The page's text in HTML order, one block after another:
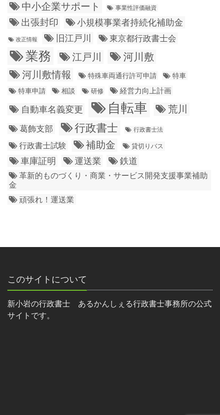
中小企業サポート 事業性評価融資
出張封印 小規模事業者持続化補助金
改正情報 旧江戸川 東京都行政書士会
業務 江戸川
河川敷
河川敷情報
特殊車両通行許可申請
特車
特車申請
相談 研修 経営力向上計画
自動車名義変更 自転車 荒川
葛飾支部 行政書士 行政書士法
行政書士試験 補助金 貸切りバス
車庫証明 運送業 鉄道
革新的ものづくり・商業・サービス開発支援事業補助
金
頑張れ！運送業
このサイトについて
新小岩の行政書士 あるかんしぇる行政書士事務所の公式
サイトです。